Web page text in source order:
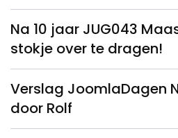
Na 10 jaar JUG043
stokje over te dragen!
Verslag JoomlaDagen
door Rolf